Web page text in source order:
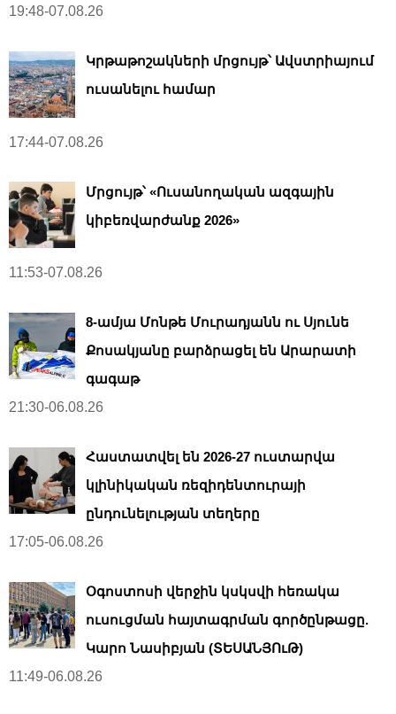
19:48-07.08.26
Կրթաթոշակների մրցույթ՝ Ավստրիայում
ուսանելու համար
17:44-07.08.26
Մրցույթ՝ «Ուսանողական ազգային
կիբեռվարժանք 2026»
11:53-07.08.26
8-ամյա Մոնթե Մուրադյանն ու Սյունե
Քոսակյանը բարձրացել են Արարատի
գագաթ
21:30-06.08.26
Հաստատվել են 2026-27 ուստարվա
կլինիկական ռեզիդենտուրայի
ընդունելության տեղերը
17:05-06.08.26
Օգոստոսի վերջին կսկսվի հեռակա
ուսուցման հայտագրման գործընթացը.
Կարո Նասիբյան (ՏԵՍԱՆՅՈւԹ)
11:49-06.08.26